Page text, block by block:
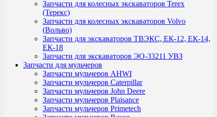
Запчасти для колесных экскаваторов Terex
(Терекс)
Запчасти для колесных экскаваторов Volvo
(Вольво)
Запчасти для экскаваторов ТВЭКС, ЕК-12, ЕК-14,
ЕК-18
Запчасти для экскаваторов ЭО-33211 УВЗ
Запчасти для мульчеров
Запчасти мульчеров AHWI
Запчасти мульчеров Caterpillar
Запчасти мульчеров John Deere
Запчасти мульчеров Plaisance
Запчасти мульчеров Primetech